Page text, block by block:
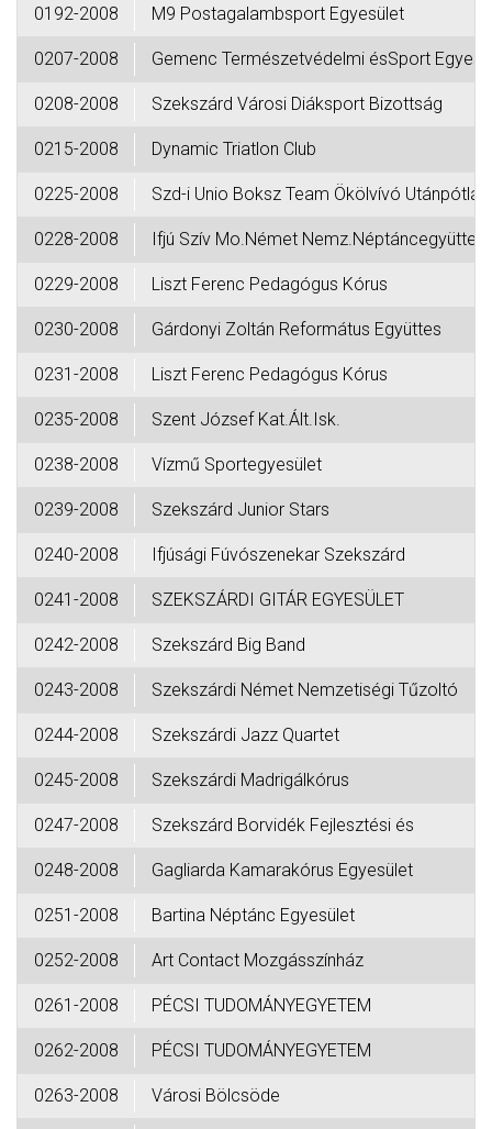
0192-2008 M9 Postagalambsport Egyesület
0207-2008 Gemenc Természetvédelmi ésSport
0208-2008 Szekszárd Városi Diáksport Bizottság
0215-2008 Dynamic Triatlon Club
0225-2008 Szd-i Unio Boksz Team Ökölvívó
0228-2008 Ifjú Szív Mo.Német Nemz.Néptáncegyüttes
0229-2008 Liszt Ferenc Pedagógus Kórus
0230-2008 Gárdonyi Zoltán Református Együttes
0231-2008 Liszt Ferenc Pedagógus Kórus
0235-2008 Szent József Kat.Ált.Isk.
0238-2008 Vízmű Sportegyesület
0239-2008 Szekszárd Junior Stars
0240-2008 Ifjúsági Fúvószenekar Szekszárd
0241-2008 SZEKSZÁRDI GITÁR EGYESÜLET
0242-2008 Szekszárd Big Band
0243-2008 Szekszárdi Német Nemzetiségi Tűzoltó
0244-2008 Szekszárdi Jazz Quartet
0245-2008 Szekszárdi Madrigálkórus
0247-2008 Szekszárd Borvidék Fejlesztési és
0248-2008 Gagliarda Kamarakórus Egyesület
0251-2008 Bartina Néptánc Egyesület
0252-2008 Art Contact Mozgásszínház
0261-2008 PÉCSI TUDOMÁNYEGYETEM
0262-2008 PÉCSI TUDOMÁNYEGYETEM
0263-2008 Városi Bölcsöde